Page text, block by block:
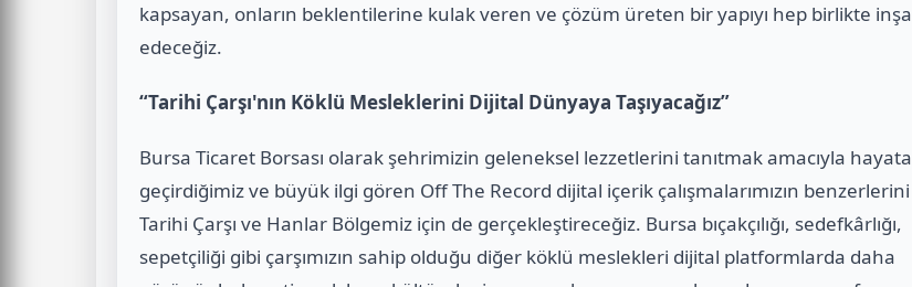
kapsayan, onların beklentilerine kulak veren ve çözüm üreten bir yapıyı hep birlikte inşa
edeceğiz.
“Tarihi Çarşı'nın Köklü Mesleklerini Dijital Dünyaya Taşıyacağız”
Bursa Ticaret Borsası olarak şehrimizin geleneksel lezzetlerini tanıtmak amacıyla hayata
geçirdiğimiz ve büyük ilgi gören Off The Record dijital içerik çalışmalarımızın benzerlerini
Tarihi Çarşı ve Hanlar Bölgemiz için de gerçekleştireceğiz. Bursa bıçakçılığı, sedefkârlığı,
sepetçiliği gibi çarşımızın sahip olduğu diğer köklü meslekleri dijital platformlarda daha